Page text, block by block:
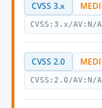
CVSS 3.x
CVSS:3.x/
CVSS 2.0
CVSS:2.0/AV:N/